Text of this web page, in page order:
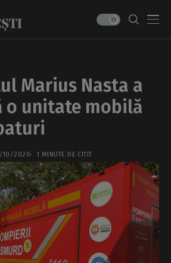
Marius Nasta a
o unitate mobilă
10/2020 1 MINUTE DE CITIT